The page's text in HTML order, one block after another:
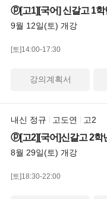
ⓟ[고1][국어] 신갈고 1학
9월 12일(토) 개강
[토]14:00-17:30
강의계획서
내신 정규 고도연 고2
ⓟ[고2][국어]신갈고 2학
8월 29일(토) 개강
[토]18:30-22:00